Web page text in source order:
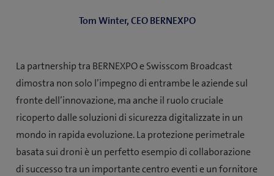
Tom Winter, CEO BERNEXPO
La partnership tra BERNEXPO e Swisscom Broadcast
dimostra non solo l’impegno di entrambe le aziende sul
fronte dell’innovazione, ma anche il ruolo cruciale
ricoperto dalle soluzioni di sicurezza digitalizzate in un
mondo in rapida evoluzione. La protezione perimetrale
basata sui droni è un perfetto esempio di collaborazione
di successo tra un importante centro eventi e un fornitore